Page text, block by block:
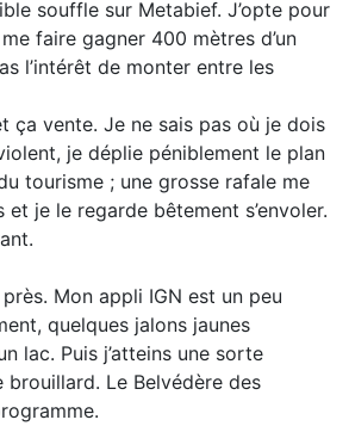
souffle sur Metabief. J’opte pour
faire gagner 400 mètres d’un
l’intérêt de monter entre les
ça vente. Je ne sais pas où je dois
je déplie péniblement le plan
tourisme ; une grosse rafale me
et je le regarde bêtement s’envoler.
près. Mon appli IGN est un peu
quelques jalons jaunes
lac. Puis j’atteins une sorte
brouillard. Le Belvédère des